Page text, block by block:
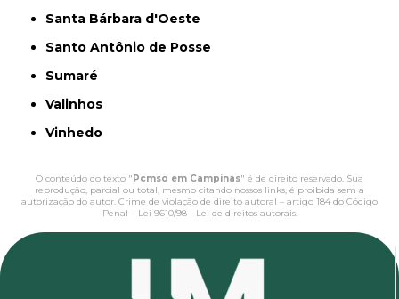
Santa Bárbara d'Oeste
Santo Antônio de Posse
Sumaré
Valinhos
Vinhedo
O conteúdo do texto " Pcmso em Campinas" é de direito reservado. Sua
reprodução, parcial ou total, mesmo citando nossos links, é proibida sem a
autorização do autor. Crime de violação de direito autoral – artigo 184 do Código
Penal – Lei 9610/98 - Lei de direitos autorais.